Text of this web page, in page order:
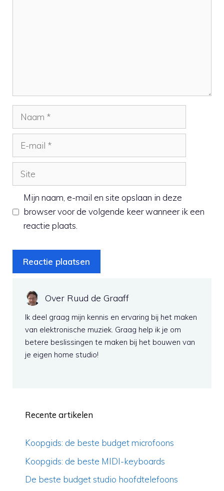
Naam
mail
Site
Mijn naam, e-mail en site opslaan in deze
browser voor de volgende keer wanneer ik een
reactie plaats.
Over Ruud de Graaff
Ik deel graag mijn kennis en ervaring bij het maken
van elektronische muziek. Graag help ik je om
betere beslissingen te maken bij het bouwen van
je eigen home studio!
Recente artikelen
Koopgids: de beste budget microfoons
Koopgids: de beste MIDI-keyboards
De beste budget studio hoofdtelefoons